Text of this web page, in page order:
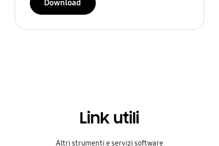
Download
Link utili
Altri strumenti e servizi software